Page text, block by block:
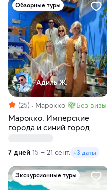
Обзорные туры
Адиль Ж.
(25) Марокко Без визы
Марокко. Имперские
города и синий город
7 дней 15 – 21 сент. +3 даты
Экскурсионные туры